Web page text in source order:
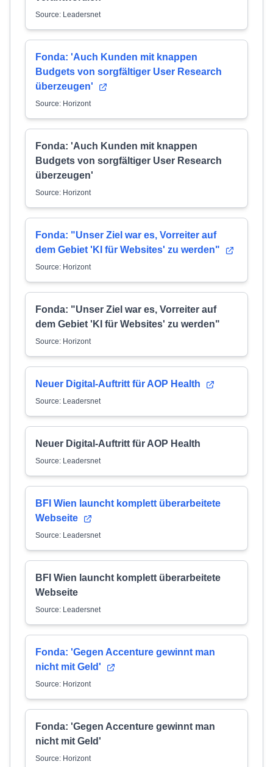
Source: Leadersnet
Fonda: 'Auch Kunden mit knappen
Budgets von sorgfältiger User Research
überzeugen'
Source: Horizont
Fonda: 'Auch Kunden mit knappen
Budgets von sorgfältiger User Research
überzeugen'
Source: Horizont
Fonda: "Unser Ziel war es, Vorreiter auf
dem Gebiet 'KI für Websites' zu werden"
Source: Horizont
Fonda: "Unser Ziel war es, Vorreiter auf
dem Gebiet 'KI für Websites' zu werden"
Source: Horizont
Neuer Digital-Auftritt für AOP Health
Source: Leadersnet
Neuer Digital-Auftritt für AOP Health
Source: Leadersnet
BFI Wien launcht komplett überarbeitete
Webseite
Source: Leadersnet
BFI Wien launcht komplett überarbeitete
Webseite
Source: Leadersnet
Fonda: 'Gegen Accenture gewinnt man
nicht mit Geld'
Source: Horizont
Fonda: 'Gegen Accenture gewinnt man
nicht mit Geld'
Source: Horizont